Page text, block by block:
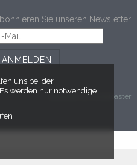
Sie unseren Newsletter
ANMELDEN
powered by tickettoaster
uns bei der
werden nur notwendige